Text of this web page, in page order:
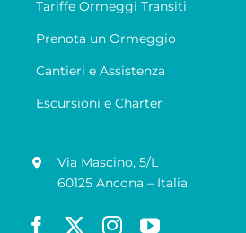
Tariffe Ormeggi Transiti
Prenota un Ormeggio
Cantieri e Assistenza
Escursioni e Charter
Via Mascino, 5/L
60125 Ancona – Italia